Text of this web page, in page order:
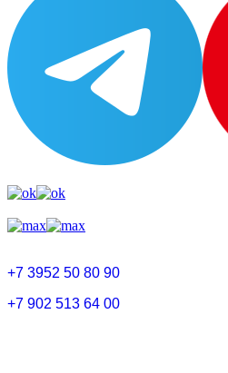
+7 3952 50 80 90
+7 902 513 64 00